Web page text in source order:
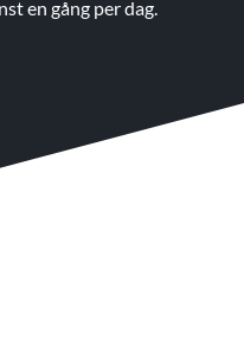
en gång per dag.